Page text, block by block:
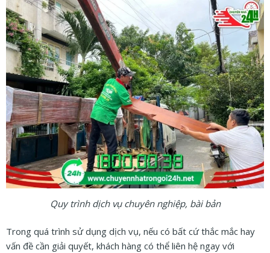
Quy trình dịch vụ chuyên nghiệp, bài bản
Trong quá trình sử dụng dịch vụ, nếu có bất cứ thắc mắc hay
vấn đề cần giải quyết, khách hàng có thể liên hệ ngay với